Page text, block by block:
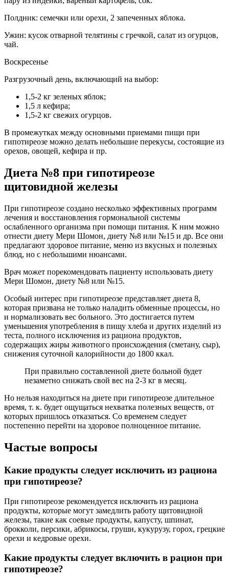
Полдник: семечки или орехи, 2 запеченных яблока.
Ужин: кусок отварной телятины с гречкой, салат из огурцов,
чай.
Воскресенье
Разгрузочный день, включающий на выбор:
1,5-2 кг зеленых яблок;
1,5 л кефира;
1,5-2 кг свежих огурцов.
В промежутках между основными приемами пищи при
гипотиреозе можно делать небольшие перекусы, состоящие из
орехов, овощей, кефира и пр.
Диета №8 при гипотиреозе
щитовидной железы
При гипотиреозе создано несколько эффективных программ
лечения и восстановления гормональной системы
ослабленного организма при помощи питания. К ним можно
отнести диету Мери Шомон, диету №8 или №15 и др. Все они
предлагают здоровое питание, меню из вкусных и полезных
блюд, но с небольшими нюансами.
Врач может порекомендовать пациенту использовать диету
Мери Шомон, диету №8 или №15.
Особый интерес при гипотиреозе представляет диета 8,
которая призвана не только наладить обменные процессы, но
и нормализовать вес больного. Это достигается путем
уменьшения употребления в пищу хлеба и других изделий из
теста, полного исключения из рациона продуктов,
содержащих жиры животного происхождения (сметану, сыр),
снижения суточной калорийности до 1800 ккал.
При правильно составленной диете больной будет
незаметно снижать свой вес на 2-3 кг в месяц.
Но нельзя находиться на диете при гипотиреозе длительное
время, т. к. будет ощущаться нехватка полезных веществ, от
которых пришлось отказаться. Со временем следует
постепенно перейти на здоровое полноценное питание.
Частые вопросы
Какие продукты следует исключить из рациона
при гипотиреозе?
При гипотиреозе рекомендуется исключить из рациона
продукты, которые могут замедлить работу щитовидной
железы, такие как соевые продукты, капусту, шпинат,
брокколи, персики, абрикосы, груши, кукурузу, горох, грецкие
орехи и кедровые орехи.
Какие продукты следует включить в рацион при
гипотиреозе?